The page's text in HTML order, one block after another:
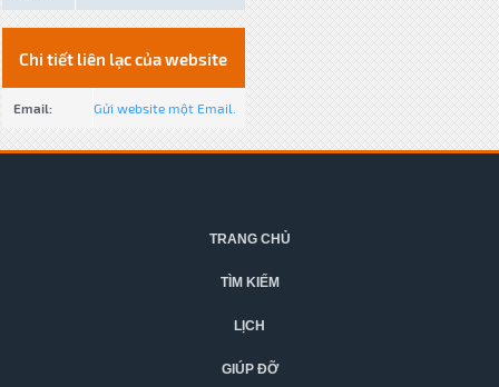
Chi tiết liên lạc của website
Email: Gửi website một Email.
TRANG CHỦ
TÌM KIẾM
LỊCH
GIÚP ĐỠ